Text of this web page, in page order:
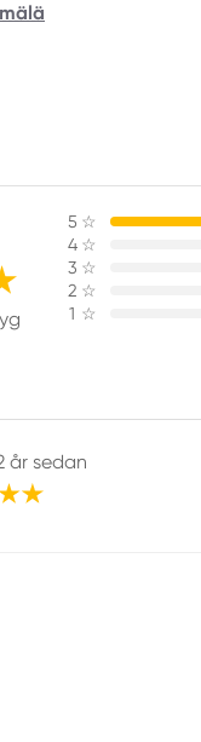
5 ☆
4 ☆
3 ☆
2 ☆
1 ☆
år sedan